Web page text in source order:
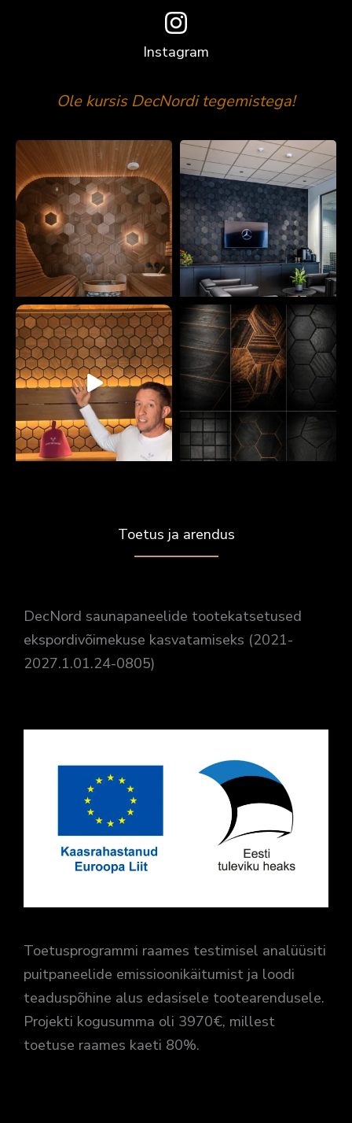
Instagram
Ole kursis DecNordi tegemistega!
Toetus ja arendus
DecNord saunapaneelide tootekatsetused
ekspordivõimekuse kasvatamiseks (2021-
2027.1.01.24-0805)
Toetusprogrammi raames testimisel analüüsiti
puitpaneelide emissioonikäitumist ja loodi
teaduspõhine alus edasisele tootearendusele.
Projekti kogusumma oli 3970€, millest
toetuse raames kaeti 80%.